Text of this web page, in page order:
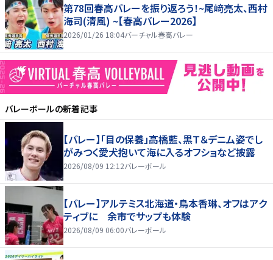
第78回春高バレーを振り返ろう！~尾﨑亮太、西村
海司(清風) ~【春高バレー2026】
2026/01/26 18:04バーチャル春高バレー
バレーボールの新着記事
【バレー】「目の保養」高橋藍、黒Ｔ＆デニム姿でし
がみつく愛犬抱いて海に入るオフショなど披露
2026/08/09 12:12バレーボール
【バレー】アルテミス北海道・鳥本香琳、オフはアク
ティブに 余市でサップも体験
2026/08/09 06:00バレーボール